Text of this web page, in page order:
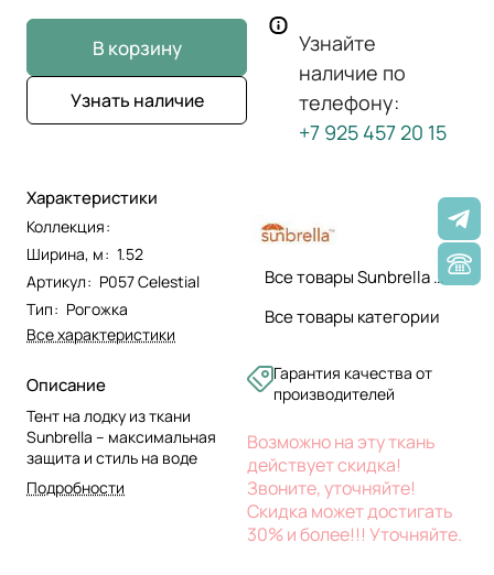
В корзину
Узнать наличие
Характеристики
Коллекция:
Ширина, м: 1.52
Артикул: P057 Celestial
Тип: Рогожка
Все характеристики
Описание
Тент на лодку из ткани
Sunbrella – максимальная
защита и стиль на воде
Подробности
Узнайте
наличие по
телефону:
+7 925 457 20 15
Все товары Sunbrella ткани
Все товары категории
Гарантия качества от
производителей
Возможно на эту ткань
действует скидка!
Звоните, уточняйте!
Скидка может достигать
30% и более!!! Уточняйте.